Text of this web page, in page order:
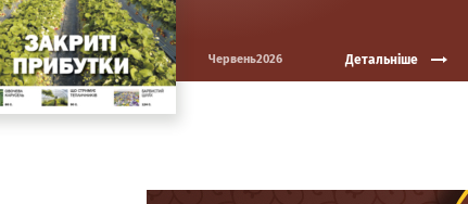
Червень2026 Детальніше